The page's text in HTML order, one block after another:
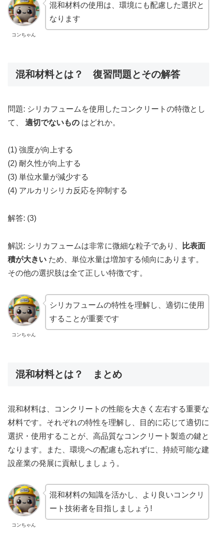
コンちゃん
混和材料の使用は、環境にも配慮した選択と
なります
混和材料とは？ 復習問題とその解答
問題: シリカフュームを使用したコンクリートの特徴とし
て、 適切でないもの はどれか。
(1) 強度が向上する
(2) 耐久性が向上する
(3) 単位水量が減少する
(4) アルカリシリカ反応を抑制する
解答: (3)
解説: シリカフュームは非常に微細な粒子であり、
比表面
積が大きい ため、単位水量は増加する傾向にあります。
その他の選択肢は全て正しい特徴です。
コンちゃん
シリカフュームの特性を理解し、適切に使用
することが重要です
混和材料とは？ まとめ
混和材料は、コンクリートの性能を大きく左右する重要な
材料です。それぞれの特性を理解し、目的に応じて適切に
選択・使用することが、高品質なコンクリート製造の鍵と
なります。また、環境への配慮も忘れずに、持続可能な建
設産業の発展に貢献しましょう。
コンちゃん
混和材料の知識を活かし、より良いコンクリ
ート技術者を目指しましょう!